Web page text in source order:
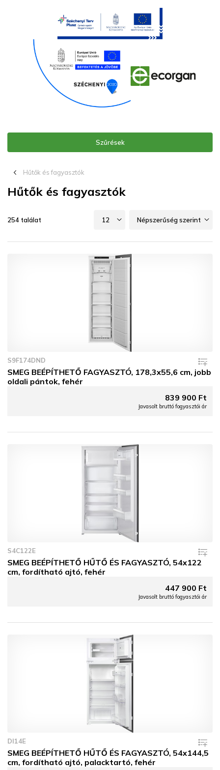
chevron_left_16 Hűtők és fagyasztók
Hűtők és fagyasztók
254 találat
S9F174DND
SMEG BEÉPÍTHETŐ FAGYASZTÓ, 178,3x55,6 cm, jobb
oldali pántok, fehér
839 900 Ft
Javasolt bruttó fogyasztói ár
S4C122E
SMEG BEÉPÍTHETŐ HŰTŐ ÉS FAGYASZTÓ, 54x122
cm, fordítható ajtó, fehér
447 900 Ft
Javasolt bruttó fogyasztói ár
DI14E
SMEG BEÉPÍTHETŐ HŰTŐ ÉS FAGYASZTÓ, 54x144,5
cm, fordítható ajtó, palacktartó, fehér
Szűrések